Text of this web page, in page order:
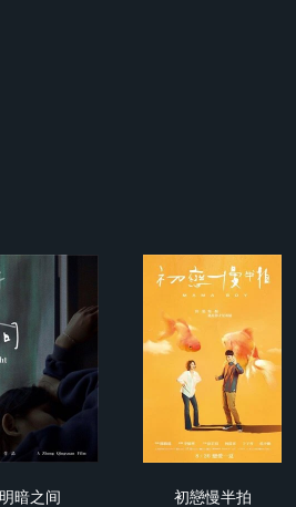
明暗之间
初戀慢半拍